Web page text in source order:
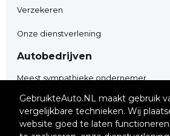
Verzekeren
Onze dienstverlening
Autobedrijven
Meest sympathieke ondernemer
Adverteren
Garanties
GebruikteAuto.NL maakt gebruik
vergelijkbare technieken. Wij
website goed te laten